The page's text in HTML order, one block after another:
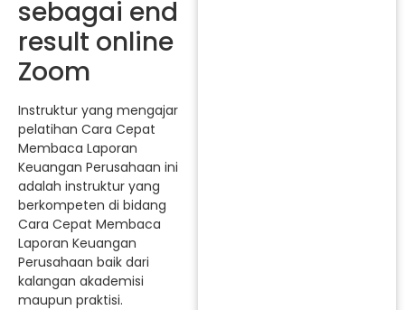
sebagai end
result online
Zoom
Instruktur yang mengajar
pelatihan Cara Cepat
Membaca Laporan
Keuangan Perusahaan ini
adalah instruktur yang
berkompeten di bidang
Cara Cepat Membaca
Laporan Keuangan
Perusahaan baik dari
kalangan akademisi
maupun praktisi.